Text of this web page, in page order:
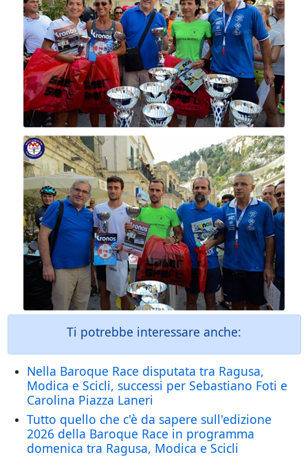
Ti potrebbe interessare anche:
Nella Baroque Race disputata tra Ragusa,
Modica e Scicli, successi per Sebastiano Foti e
Carolina Piazza Laneri
Tutto quello che c'è da sapere sull'edizione
2026 della Baroque Race in programma
domenica tra Ragusa, Modica e Scicli